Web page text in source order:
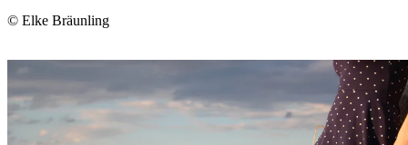
© Elke Bräunling